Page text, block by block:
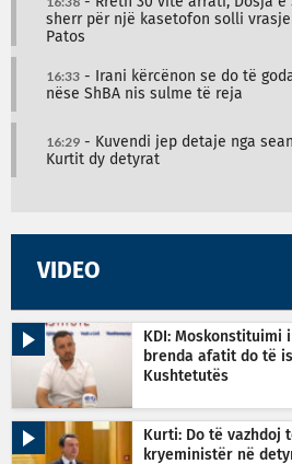
sherr për një kasetofon solli
Patos
16:33 - Irani kërcënon se do të
nëse ShBA nis sulme të reja
16:29 - Kuvendi jep detaje nga
Kurtit dy detyrat
VIDEO
KDI: Moskonstituimi
brenda afatit do të
Kushtetutës
Kurti: Do të vazhdoj
kryeministër në